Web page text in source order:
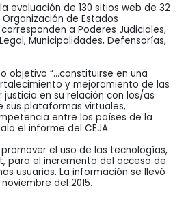
evaluación de 130 sitios web de 32
de Estados
a Poderes Judiciales,
Municipalidades, Defensorías,
objetivo “…constituirse en una
y mejoramiento de las
en su relación con los/as
sus plataformas virtuales,
entre los países de la
el informe del CEJA.
el uso de las tecnologías,
para el incremento del acceso de
usuarias. La información se llevó
del 2015.